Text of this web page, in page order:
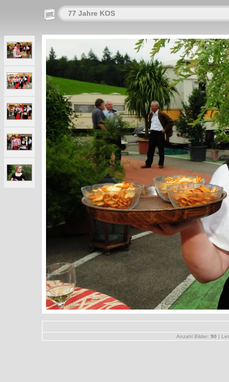
77 Jahre KOS
Anzahl Bilder: 90 |